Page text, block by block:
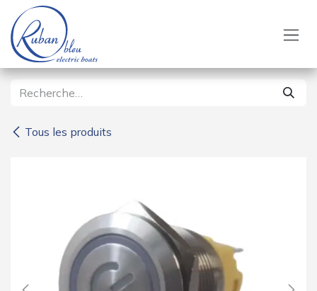
Se rendre au contenu
Tous les produits